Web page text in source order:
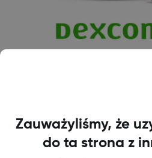
Zauważyliśmy, że
do ta strona z